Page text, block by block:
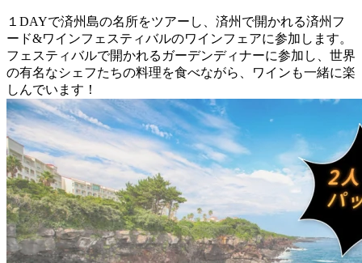
１DAYで済州島の名所をツアーし、済州で開かれる済州フ
ード&ワインフェスティバルのワインフェアに参加します。
フェスティバルで開かれるガーデンディナーに参加し、世界
の有名なシェフたちの料理を食べながら、ワインも一緒に楽
しんでいます！